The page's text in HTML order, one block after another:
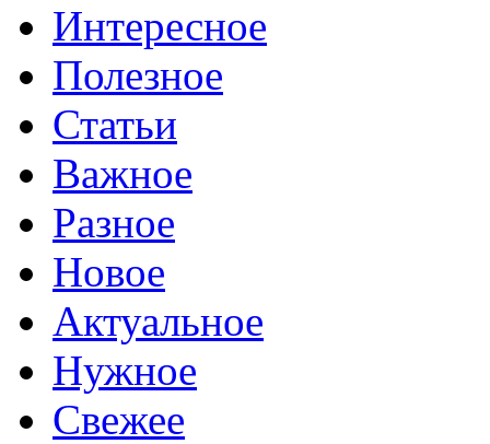
Интересное
Полезное
Статьи
Важное
Разное
Новое
Актуальное
Нужное
Свежее